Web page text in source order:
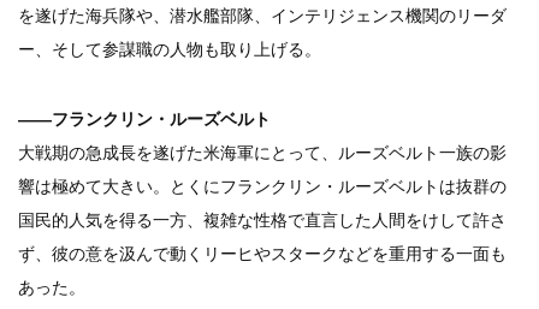
を遂げた海兵隊や、潜水艦部隊、インテリジェンス機関のリーダ
ー、そして参謀職の人物も取り上げる。
――フランクリン・ルーズベルト
大戦期の急成長を遂げた米海軍にとって、ルーズベルト一族の影
響は極めて大きい。とくにフランクリン・ルーズベルトは抜群の
国民的人気を得る一方、複雑な性格で直言した人間をけして許さ
ず、彼の意を汲んで動くリーヒやスタークなどを重用する一面も
あった。